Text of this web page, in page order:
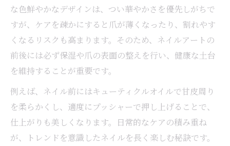
な色鮮やかなデザインは、つい華やかさを優先しがちで
すが、ケアを疎かにすると爪が薄くなったり、割れやす
くなるリスクも高まります。そのため、ネイルアートの
前後には必ず保湿や爪の表面の整えを行い、健康な土台
を維持することが重要です。
例えば、ネイル前にはキューティクルオイルで甘皮周り
を柔らかくし、適度にプッシャーで押し上げることで、
仕上がりも美しくなります。日常的なケアの積み重ね
が、トレンドを意識したネイルを長く楽しむ秘訣です。